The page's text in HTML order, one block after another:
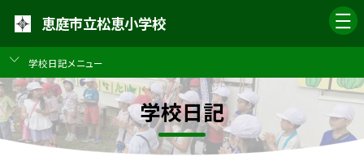
恵庭市立松恵小学校
学校日記メニュー
学校日記